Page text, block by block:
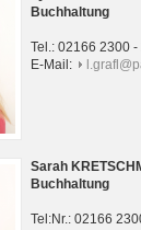
Buchhaltung
Tel.: 02166 2300 -
E-Mail:
Sarah
Buchhaltung
Tel:Nr.: 02166